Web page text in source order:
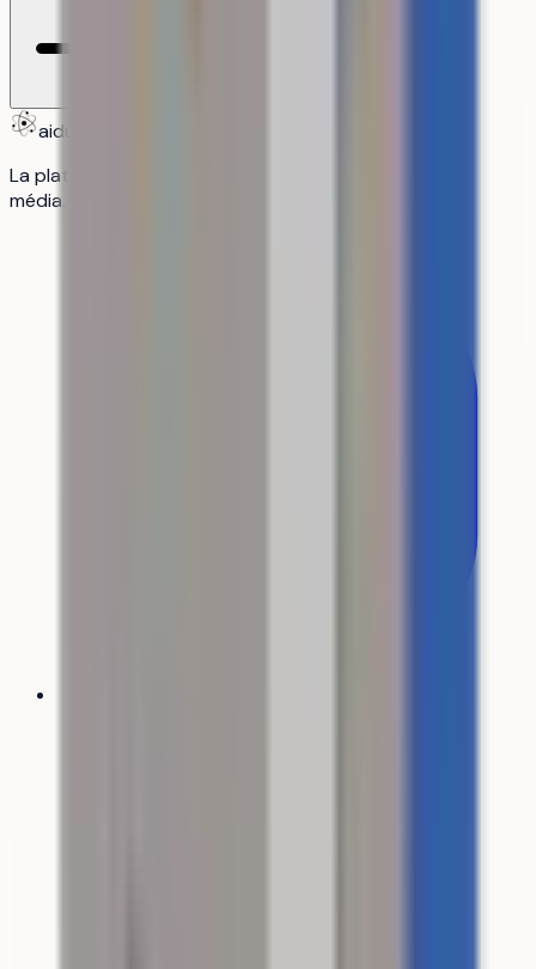
aiduka
La plateforme n°1 des lycéens : orientation, révisions,
média.